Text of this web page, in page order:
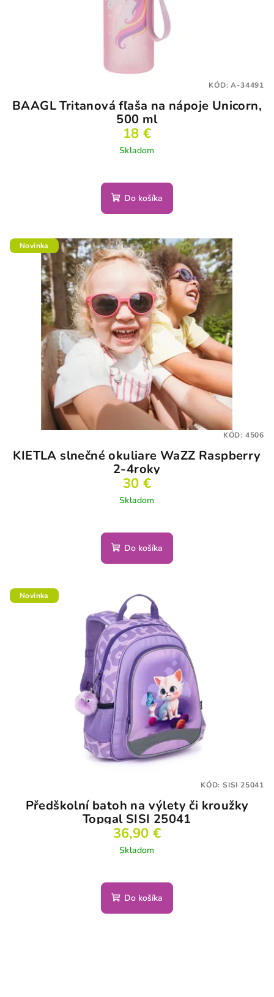
BAAGL Tritanová fľaša na nápoje Unicorn,
500 ml
18 €
Skladom
Do košíka
KÓD:A-34491
Novinka
KIETLA slnečné okuliare WaZZ Raspberry
2-4roky
30 €
Skladom
Do košíka
KÓD: 4506
Novinka
Předškolní batoh na výlety či kroužky
Topgal SISI 25041
36,90 €
Skladom
Do košíka
KÓD: SISI 25041